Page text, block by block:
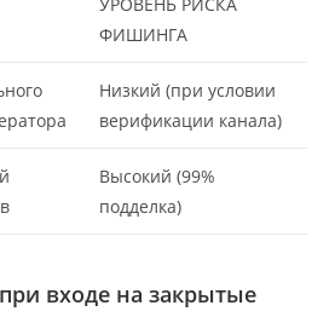
ФИШИНГА
Низкий (при условии
верификации канала)
Высокий (99%
подделка)
входе на закрытые